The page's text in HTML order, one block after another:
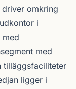
omkring
i
med
med
tilläggsfaciliteter
ligger i